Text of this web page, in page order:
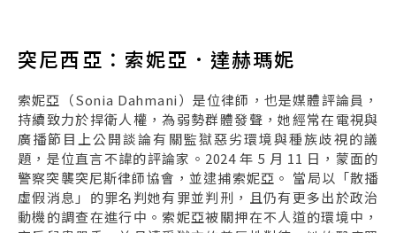
突尼西亞：索妮亞．達赫瑪妮
索妮亞（Sonia Dahmani）是位律師，也是媒體評論員，
持續致力於捍衛人權，為弱勢群體發聲，她經常在電視與
廣播節目上公開談論有關監獄惡劣環境與種族歧視的議
題，是位直言不諱的評論家。2024 年 5 月 11 日，蒙面的
警察突襲突尼斯律師協會，並逮捕索妮亞。 當局以「散播
虛假消息」的罪名判她有罪並判刑，且仍有更多出於政治
動機的調查在進行中。索妮亞被關押在不人道的環境中，